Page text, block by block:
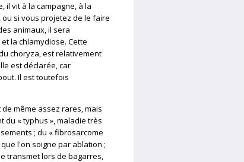
il vit à la campagne, à la
si vous projetez de le faire
animaux, il sera
la chlamydiose. Cette
choryza, est relativement
est déclarée, car
Il est toutefois
même assez rares, mais
du « typhus », maladie très
; du « fibrosarcome
l'on soigne par ablation ;
transmet lors de bagarres,